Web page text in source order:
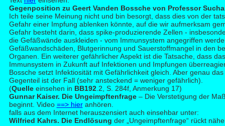
Gegenposition zu Geert Vanden Bossche von Professor
Ich teile seine Meinung nicht und bin besorgt, dass dies von der
Gefahr einer Impfung ablenken könnte, auf die wir aufmerksam
Gefahr besteht darin, dass spike-produzierende Zellen -
die Gefäßwände auskleiden - vom Immunsystem angegriffen
Gefäßwandschäden, Blutgerinnung und Sauerstoffmangel in den
Organen. Ein weiterer gefährlicher Aspekt ist die Tatsache, dass
Immunsystem in Zukunft auf Infektionen und Impfungen
Bossche setzt Infektiosität mit Gefährlichkeit gleich. Aber genau
Gegenteil ist der Fall (sehr ansteckend = weniger gefährlich).
(Quelle einsehen in BB192.2, S. 284f, Anmerkung 17)
Gunnar Kaiser. Die Ungeimpftenfrage– Die Verstetigung der
beginnt. Video ==> hieranhören.
falls aus dem Internet herauszensiert auch einsehbar unter:
Wilfried Kahrs. Die Endlösung der „Ungeimpftenfrage“ rückt